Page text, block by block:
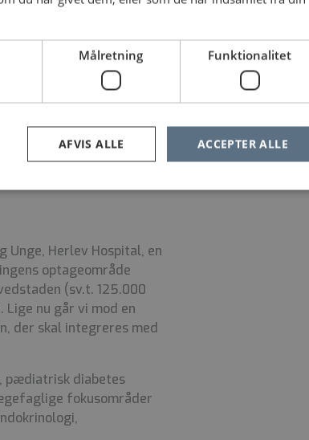
er en fordel, men ikke et
er daglig sparring
mødes hver morgen
omfang det er muligt, vi
Vi arbejder i mindre
tryghed. Psykologer
for faglig sparring og
Herlev Hospital, en
optageområde
(sv.t. 125.000
Lige nu går vi mod en
der skal integreres med
pædiatrisk diabetes
fokusområder
Målretning Funktionalitet
ACCEPTER ALLE
AFVIS ALLE